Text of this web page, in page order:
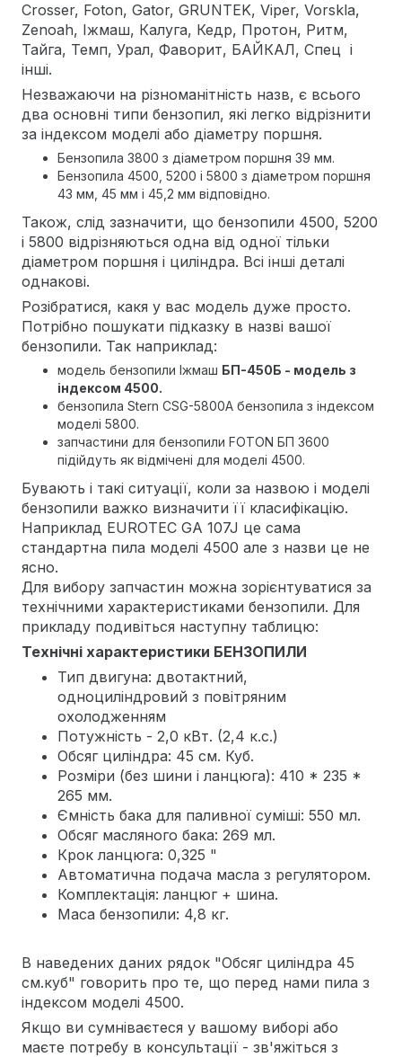
Crosser, Foton, Gator, GRUNTEK, Viper, Vorskla,
Zenoah, Іжмаш, Калуга, Кедр, Протон, Ритм,
Тайга, Темп, Урал, Фаворит, БАЙКАЛ, Спец і
інші.
Незважаючи на різноманітність назв, є всього
два основні типи бензопил, які легко відрізнити
за індексом моделі або діаметру поршня.
Бензопила 3800 з діаметром поршня 39 мм.
Бензопила 4500, 5200 і 5800 з діаметром поршня
43 мм, 45 мм і 45,2 мм відповідно.
Також, слід зазначити, що бензопили 4500, 5200
і 5800 відрізняються одна від одної тільки
діаметром поршня і циліндра. Всі інші деталі
однакові.
Розібратися, какя у вас модель дуже просто.
Потрібно пошукати підказку в назві вашої
бензопили. Так наприклад:
модель бензопили Іжмаш БП-450Б - модель з
індексом 4500.
бензопила Stern CSG-5800A бензопила з індексом
моделі 5800.
запчастини для бензопили FOTON БП 3600
підійдуть як відмічені для моделі 4500.
Бувають і такі ситуації, коли за назвою і моделі
бензопили важко визначити її класифікацію.
Наприклад EUROTEC GA 107J це сама
стандартна пила моделі 4500 але з назви це не
ясно.
Для вибору запчастин можна зорієнтуватися за
технічними характеристиками бензопили. Для
прикладу подивіться наступну таблицю:
Технічні характеристики БЕНЗОПИЛИ
Тип двигуна: двотактний,
одноциліндровий з повітряним
охолодженням
Потужність - 2,0 кВт. (2,4 к.с.)
Обсяг циліндра: 45 см. Куб.
Розміри (без шини і ланцюга): 410 * 235 *
265 мм.
Ємність бака для паливної суміші: 550 мл.
Обсяг масляного бака: 269 мл.
Крок ланцюга: 0,325 "
Автоматична подача масла з регулятором.
Комплектація: ланцюг + шина.
Маса бензопили: 4,8 кг.
В наведених даних рядок "Обсяг циліндра 45
см.куб" говорить про те, що перед нами пила з
індексом моделі 4500.
Якщо ви сумніваєтеся у вашому виборі або
маєте потребу в консультації - зв'яжіться з